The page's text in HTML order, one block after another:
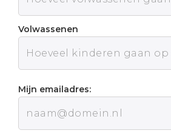
Volwassenen
Mijn emailadres: